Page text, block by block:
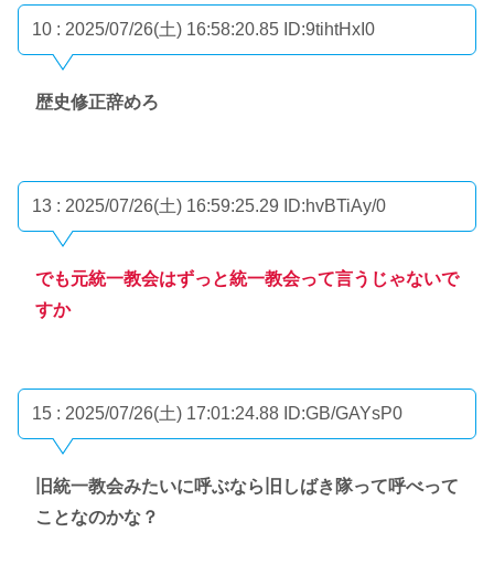
10 : 2025/07/26(土) 16:58:20.85 ID:9tihtHxI0
歴史修正辞めろ
13 : 2025/07/26(土) 16:59:25.29 ID:hvBTiAy/0
でも元統一教会はずっと統一教会って言うじゃないで
すか
15 : 2025/07/26(土) 17:01:24.88 ID:GB/GAYsP0
旧統一教会みたいに呼ぶなら旧しばき隊って呼べって
ことなのかな？